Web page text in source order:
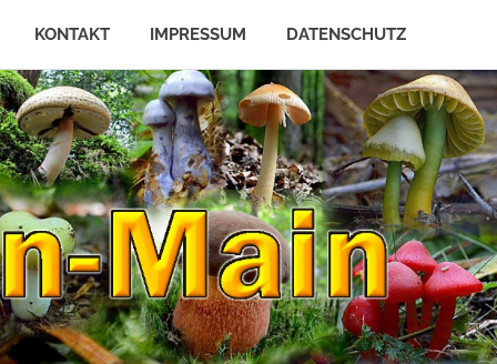
KONTAKT IMPRESSUM DATENSCHUTZ